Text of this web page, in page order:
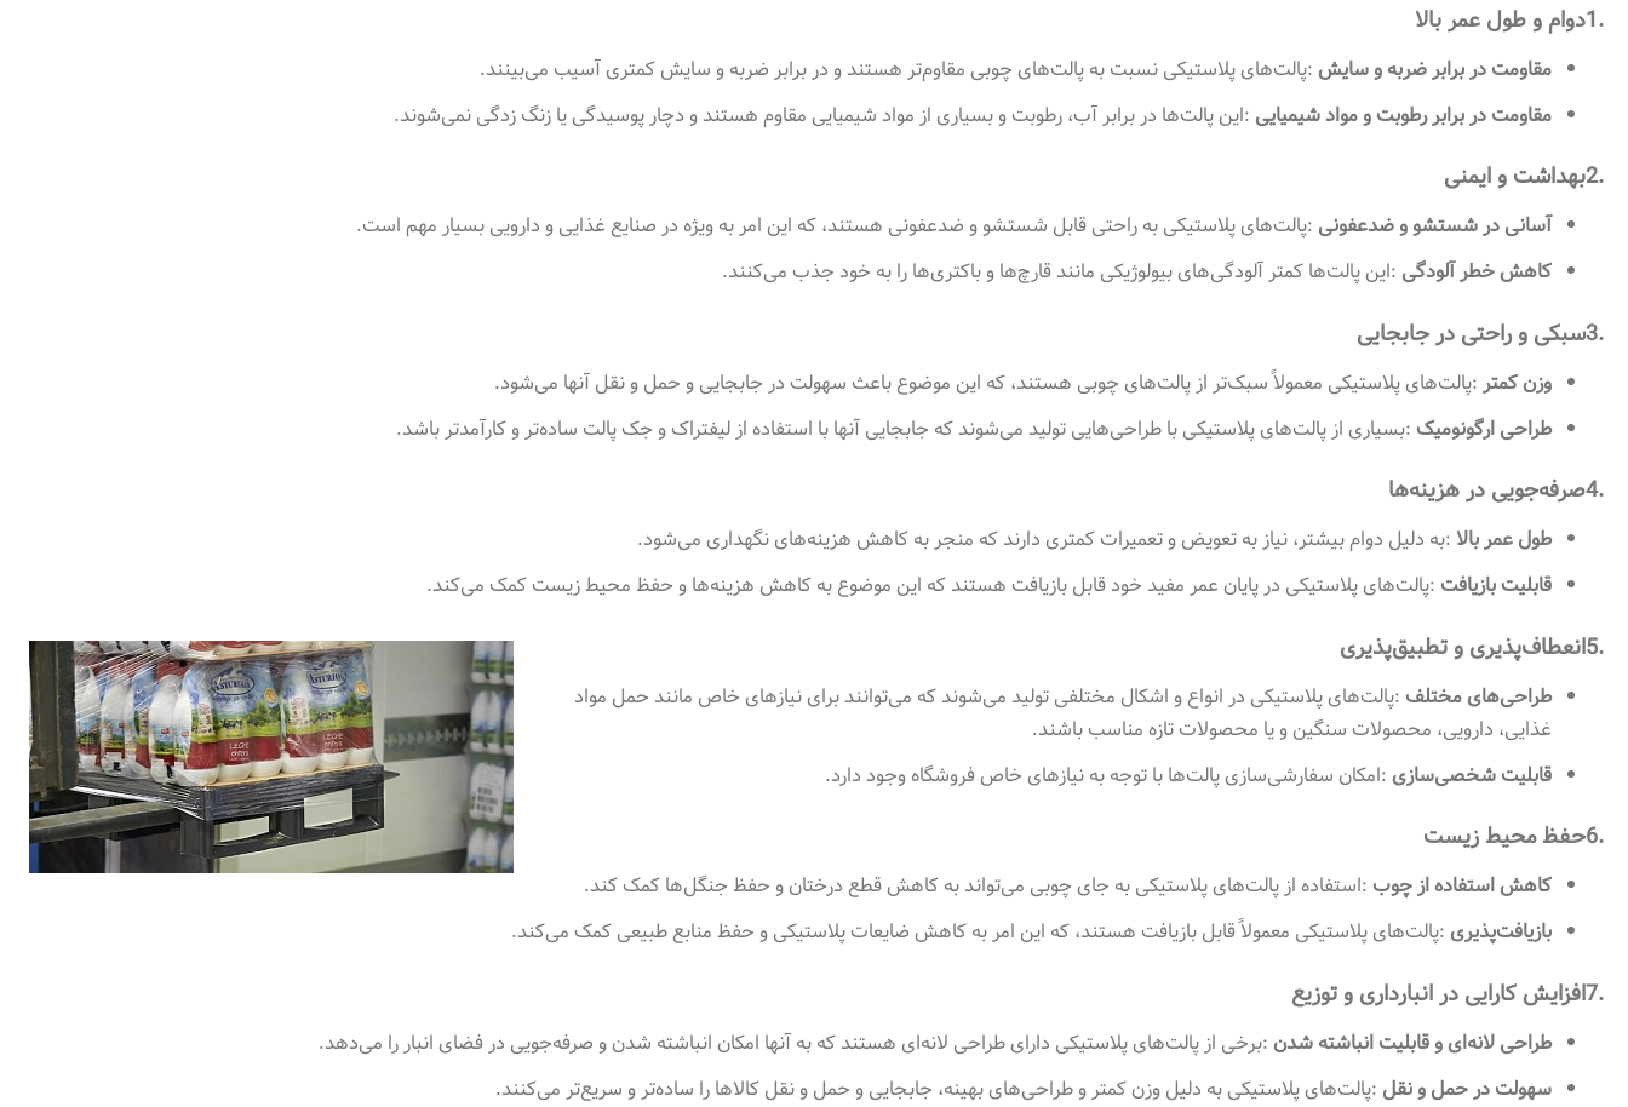
1.دوام و طول عمر بالا
مقاومت در برابر ضربه و سایش:پالت‌های پلاستیکی نسبت به پالت‌های چوبی مقاوم‌تر هستند و در برابر ضربه و سایش کمتری آسیب می‌بینند.
مقاومت در برابر رطوبت و مواد شیمیایی :این پالت‌ها در برابر آب، رطوبت و بسیاری از مواد شیمیایی مقاوم هستند و دچار پوسیدگی یا زنگ زدگی نمی‌شوند.
2.بهداشت و ایمنی
آسانی در شستشو و ضدعفونی :پالت‌های پلاستیکی به راحتی قابل شستشو و ضدعفونی هستند، که این امر به ویژه در صنایع غذایی و دارویی بسیار مهم است.
کاهش خطر آلودگی :این پالت‌ها کمتر آلودگی‌های بیولوژیکی مانند قارچ‌ها و باکتری‌ها را به خود جذب می‌کنند.
3.سبکی و راحتی در جابجایی
وزن کمتر:پالت‌های پلاستیکی معمولاً سبک‌تر از پالت‌های چوبی هستند، که این موضوع باعث سهولت در جابجایی و حمل و نقل آنها می‌شود.
طراحی ارگونومیک :بسیاری از پالت‌های پلاستیکی با طراحی‌هایی تولید می‌شوند که جابجایی آنها با استفاده از لیفتراک و جک پالت ساده‌تر و کارآمدتر باشد.
4.صرفه‌جویی در هزینه‌ها
طول عمر بالا:به دلیل دوام بیشتر، نیاز به تعویض و تعمیرات کمتری دارند که منجر به کاهش هزینه‌های نگهداری می‌شود.
قابلیت بازیافت :پالت‌های پلاستیکی در پایان عمر مفید خود قابل بازیافت هستند که این موضوع به کاهش هزینه‌ها و حفظ محیط زیست کمک می‌کند.
5.انعطاف‌پذیری و تطبیق‌پذیری
طراحی‌های مختلف :پالت‌های پلاستیکی در انواع و اشکال مختلفی تولید می‌شوند که می‌توانند برای نیازهای خاص مانند حمل مواد
غذایی، دارویی، محصولات سنگین و یا محصولات تازه مناسب باشند.
قابلیت شخصی‌سازی:امکان سفارشی‌سازی پالت‌ها با توجه به نیازهای خاص فروشگاه وجود دارد.
6.حفظ محیط زیست
کاهش استفاده از چوب :استفاده از پالت‌های پلاستیکی به جای چوبی می‌تواند به کاهش قطع درختان و حفظ جنگل‌ها کمک کند.
بازیافت‌پذیری:پالت‌های پلاستیکی معمولاً قابل بازیافت هستند، که این امر به کاهش ضایعات پلاستیکی و حفظ منابع طبیعی کمک می‌کند.
7.افزایش کارایی در انبارداری و توزیع
طراحی لانه‌ای و قابلیت انباشته شدن:برخی از پالت‌های پلاستیکی دارای طراحی لانه‌ای هستند که به آنها امکان انباشته شدن و صرفه‌جویی در فضای انبار را می‌دهد.
سهولت در حمل و نقل :پالت‌های پلاستیکی به دلیل وزن کمتر و طراحی‌های بهینه، جابجایی و حمل و نقل کالاها را ساده‌تر و سریع‌تر می‌کنند.